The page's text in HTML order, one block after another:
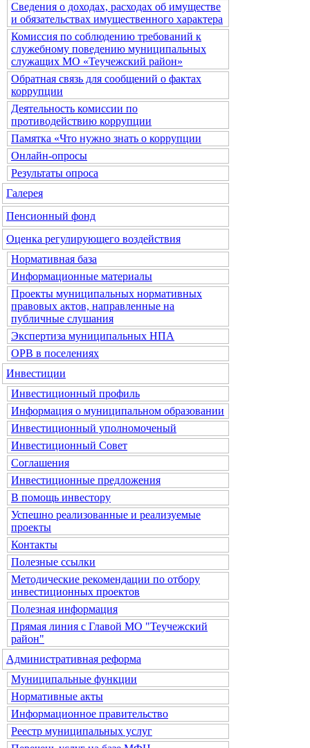
Сведения о доходах, расходах об имуществе
и обязательствах имущественного характера
Комиссия по соблюдению требований к
служебному поведению муниципальных
служащих МО «Теучежский район»
Обратная связь для сообщений о фактах
коррупции
Деятельность комиссии по
противодействию коррупции
Памятка «Что нужно знать о коррупции
Онлайн-опросы
Результаты опроса
Галерея
Пенсионный фонд
Оценка регулирующего воздействия
Нормативная база
Информационные материалы
Проекты муниципальных нормативных
правовых актов, направленные на
публичные слушания
Экспертиза муниципальных НПА
ОРВ в поселениях
Инвестиции
Инвестиционный профиль
Информация о муниципальном образовании
Инвестиционный уполномоченый
Инвестиционный Совет
Соглашения
Инвестиционные предложения
В помощь инвестору
Успешно реализованные и реализуемые
проекты
Контакты
Полезные ссылки
Методические рекомендации по отбору
инвестиционных проектов
Полезная информация
Прямая линия с Главой МО "Теучежский
район"
Административная реформа
Муниципальные функции
Нормативные акты
Информационное правительство
Реестр муниципальных услуг